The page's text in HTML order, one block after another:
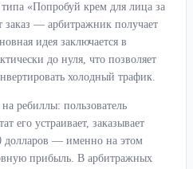
«Попробуй крем для лица за
заказ — арбитражник получает
идея заключается в
до нуля, что позволяет
холодный трафик.
ребиллы: пользователь
его устраивает, заказывает
долларов — именно на этом
прибыль. В арбитражных